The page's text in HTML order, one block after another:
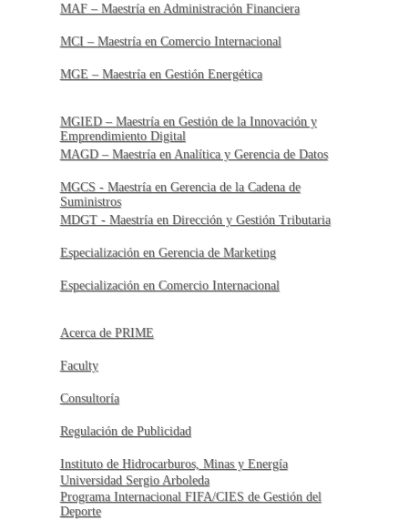
MAF – Maestría en Administración Financiera
MCI – Maestría en Comercio Internacional
MGE – Maestría en Gestión Energética
MGIED – Maestría en Gestión de la Innovación y
Emprendimiento Digital
MAGD – Maestría en Analítica y Gerencia de Datos
MGCS - Maestría en Gerencia de la Cadena de
Suministros
MDGT - Maestría en Dirección y Gestión Tributaria
Especialización en Gerencia de Marketing
Especialización en Comercio Internacional
Acerca de PRIME
Faculty
Consultoría
Regulación de Publicidad
Instituto de Hidrocarburos, Minas y Energía
Universidad Sergio Arboleda
Programa Internacional FIFA/CIES de Gestión del
Deporte